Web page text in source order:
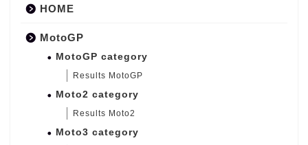
HOME
MotoGP
MotoGP category
Results MotoGP
Moto2 category
Results Moto2
Moto3 category